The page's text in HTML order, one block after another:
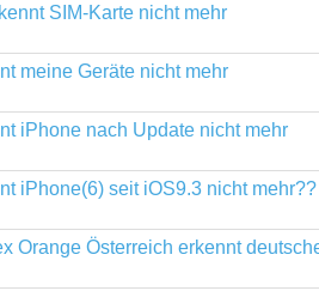
SIM-Karte nicht mehr
meine Geräte nicht mehr
iPhone nach Update nicht mehr
iPhone(6) seit iOS9.3 nicht mehr??
Orange Österreich erkennt